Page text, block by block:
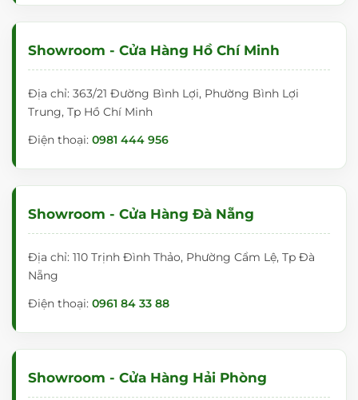
Showroom - Cửa Hàng Hồ Chí Minh
Địa chỉ: 363/21 Đường Bình Lợi, Phường Bình Lợi
Trung, Tp Hồ Chí Minh
Điện thoại: 0981 444 956
Showroom - Cửa Hàng Đà Nẵng
Địa chỉ: 110 Trịnh Đình Thảo, Phường Cẩm Lệ, Tp Đà
Nẵng
Điện thoại: 0961 84 33 88
Showroom - Cửa Hàng Hải Phòng